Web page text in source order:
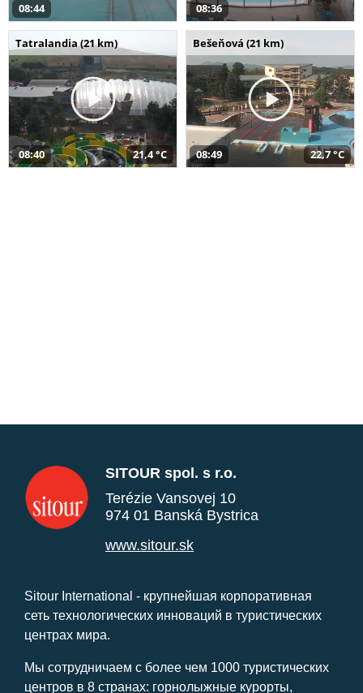
08:44 08:36
Tatralandia (21 km)
08:40 21,4 °C
Bešeňová (21 km)
08:49 22,7 °C
SITOUR spol. s r.o.
Terézie Vansovej 10
974 01 Banská Bystrica
www.sitour.sk
Sitour International - крупнейшая корпоративная
сеть технологических инноваций в туристических
центрах мира.
Мы сотрудничаем с более чем 1000 туристических
центров в 8 странах: горнолыжные курорты,